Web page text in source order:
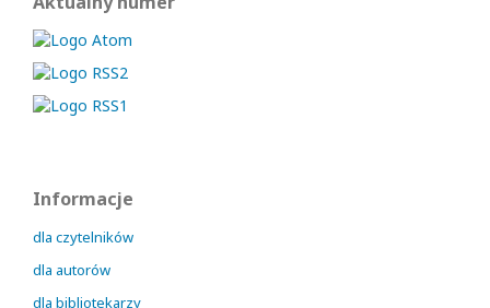
Informacje
dla czytelników
dla autorów
dla bibliotekarzy